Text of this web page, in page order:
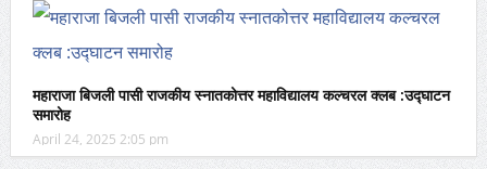
महाराजा बिजली पासी राजकीय स्नातकोत्तर महाविद्यालय कल्चरल क्लब :उद्घाटन
समारोह
April 24, 2025 2:05 pm